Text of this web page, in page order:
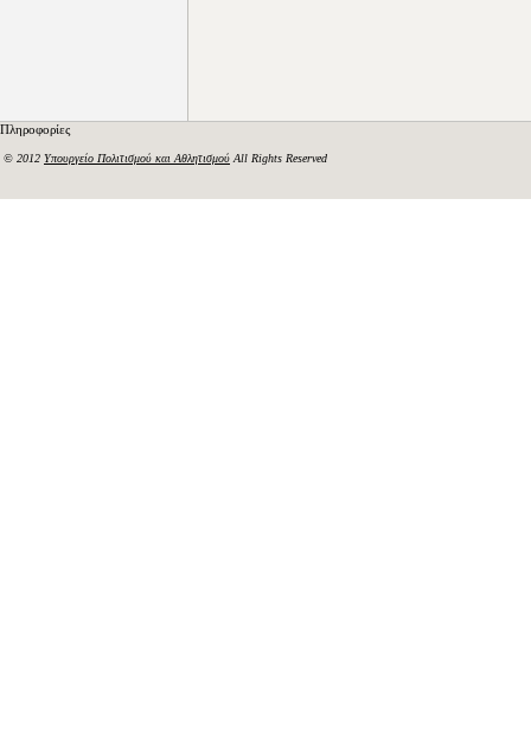
Πληροφορίες
© 2012 Υπουργείο Πολιτισμού και Αθλητισμού All Rights Reserved